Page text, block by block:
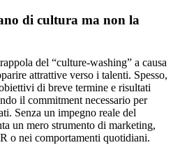
di cultura ma non la
del “culture-washing” a causa
attrattive verso i talenti. Spesso,
di breve termine e risultati
il commitment necessario per
Senza un impegno reale del
un mero strumento di marketing,
o nei comportamenti quotidiani.